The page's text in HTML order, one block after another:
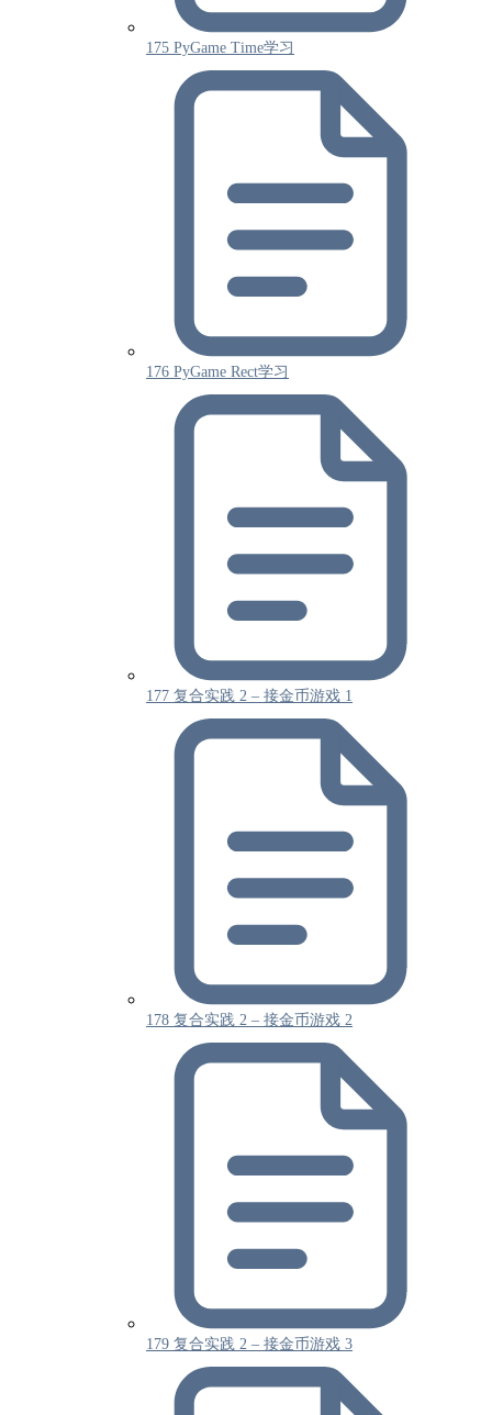
175 PyGame Time学习
176 PyGame Rect学习
177 复合实践 2 – 接金币游戏 1
178 复合实践 2 – 接金币游戏 2
179 复合实践 2 – 接金币游戏 3